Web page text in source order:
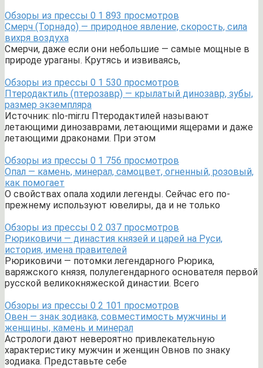
Обзоры из прессы 0 1 893 просмотров
Смерч (Торнадо) — природное явление, скорость, сила
вихря воздуха
Смерчи, даже если они небольшие — самые мощные в
природе ураганы. Крутясь и извиваясь,
Обзоры из прессы 0 1 530 просмотров
Птеродактиль (птерозавр) — крылатый динозавр, зубы,
размер экземпляра
Источник: nlo-mir.ru Птеродактилей называют
летающими динозаврами, летающими ящерами и даже
летающими драконами. При этом
Обзоры из прессы 0 1 756 просмотров
Опал — камень, минерал, самоцвет, огненный, розовый,
как помогает
О свойствах опала ходили легенды. Сейчас его по-
прежнему используют ювелиры, да и не только
Обзоры из прессы 0 2 037 просмотров
Рюриковичи — династия князей и царей на Руси,
история, имена правителей
Рюриковичи — потомки легендарного Рюрика,
варяжского князя, полулегендарного основателя первой
русской великокняжеской династии. Всего
Обзоры из прессы 0 2 101 просмотров
Овен — знак зодиака, совместимость мужчины и
женщины, камень и минерал
Астрологи дают невероятно привлекательную
характеристику мужчин и женщин Овнов по знаку
зодиака. Представьте себе